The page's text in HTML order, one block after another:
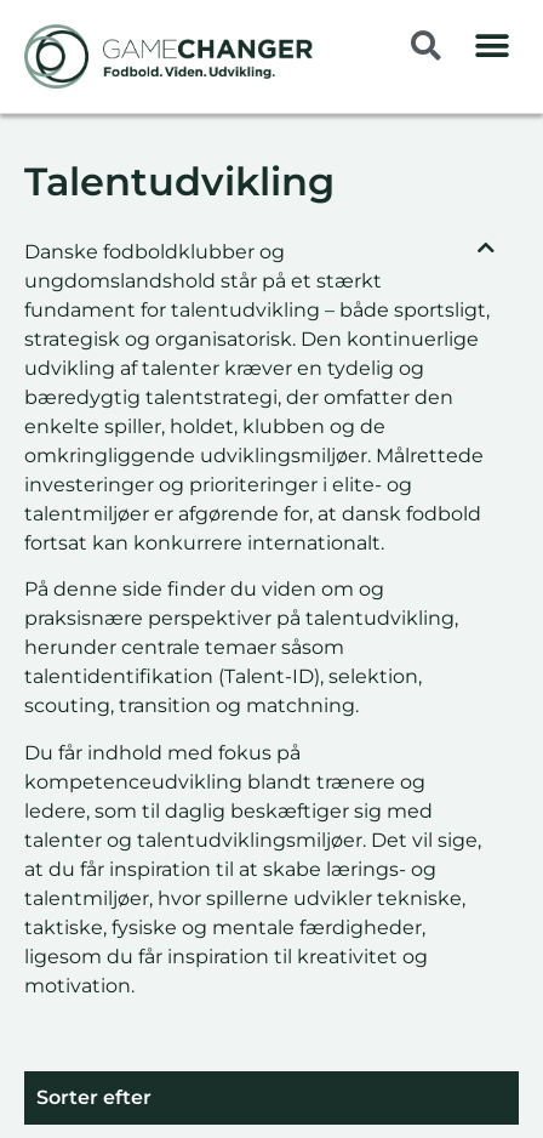
Talentudvikling
Danske fodboldklubber og
ungdomslandshold står på et stærkt
fundament for talentudvikling – både sportsligt,
strategisk og organisatorisk. Den kontinuerlige
udvikling af talenter kræver en tydelig og
bæredygtig talentstrategi, der omfatter den
enkelte spiller, holdet, klubben og de
omkringliggende udviklingsmiljøer. Målrettede
investeringer og prioriteringer i elite- og
talentmiljøer er afgørende for, at dansk fodbold
fortsat kan konkurrere internationalt.
På denne side finder du viden om og
praksisnære perspektiver på talentudvikling,
herunder centrale temaer såsom
talentidentifikation (Talent-ID), selektion,
scouting, transition og matchning.
Du får indhold med fokus på
kompetenceudvikling blandt trænere og
ledere, som til daglig beskæftiger sig med
talenter og talentudviklingsmiljøer. Det vil sige,
at du får inspiration til at skabe lærings- og
talentmiljøer, hvor spillerne udvikler tekniske,
taktiske, fysiske og mentale færdigheder,
ligesom du får inspiration til kreativitet og
motivation.
Sorter efter